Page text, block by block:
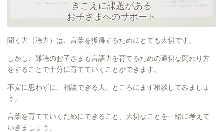
きこえに課題がある
お子さまへのサポート
聞く力（聴力）は、言葉を獲得するためにとても大切です。
しかし、難聴のお子さまも言語力を育てるための適切な関わり方
をすることで十分に育てていくことができます。
不安に思わずに、相談できる人、ところにまず相談してみましょ
う。
言葉を育てていくためにできること、大切なことを一緒に考えて
いきましょう。